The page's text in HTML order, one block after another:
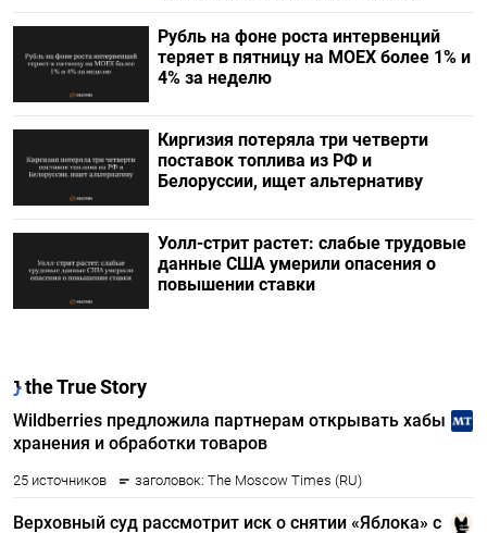
Рубль на фоне роста интервенций
теряет в пятницу на МОЕХ более 1% и
4% за неделю
Киргизия потеряла три четверти
поставок топлива из РФ и
Белоруссии, ищет альтернативу
Уолл-стрит растет: слабые трудовые
данные США умерили опасения о
повышении ставки